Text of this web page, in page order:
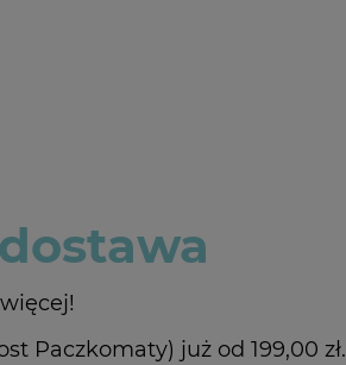
Paczkomaty) już od 199,00 zł.